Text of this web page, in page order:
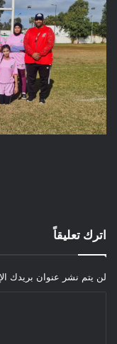
اترك تعليقاً
لن يتم نشر عنوان بريدك